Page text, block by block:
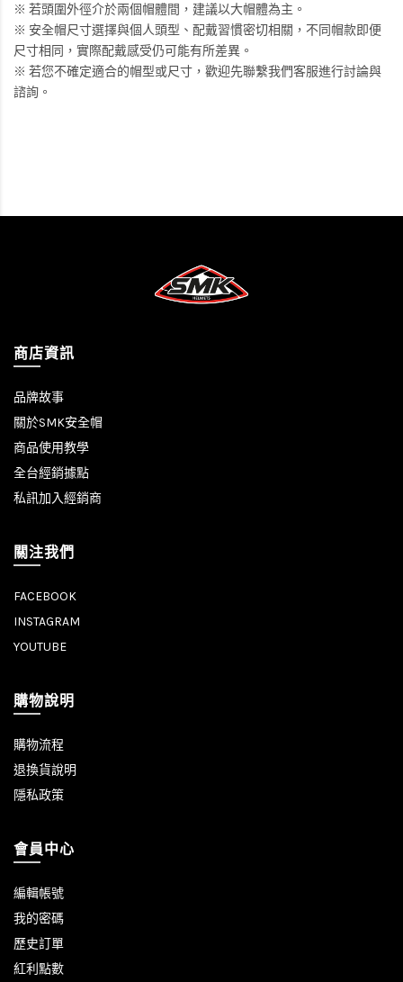
※ 若頭圍外徑介於兩個帽體間，建議以大帽體為主。
※ 安全帽尺寸選擇與個人頭型、配戴習慣密切相關，不同帽款即便
尺寸相同，實際配戴感受仍可能有所差異。
※ 若您不確定適合的帽型或尺寸，歡迎先聯繫我們客服進行討論與
諮詢。
商店資訊
品牌故事
關於SMK安全帽
商品使用教學
全台經銷據點
私訊加入經銷商
關注我們
FACEBOOK
INSTAGRAM
YOUTUBE
購物說明
購物流程
退換貨說明
隱私政策
會員中心
編輯帳號
我的密碼
歷史訂單
紅利點數